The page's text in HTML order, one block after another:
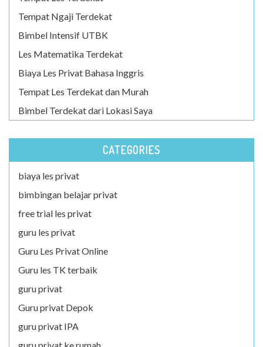
Tempat Ngaji Terdekat
Bimbel Intensif UTBK
Les Matematika Terdekat
Biaya Les Privat Bahasa Inggris
Tempat Les Terdekat dan Murah
Bimbel Terdekat dari Lokasi Saya
CATEGORIES
biaya les privat
bimbingan belajar privat
free trial les privat
guru les privat
Guru Les Privat Online
Guru les TK terbaik
guru privat
Guru privat Depok
guru privat IPA
guru privat ke rumah